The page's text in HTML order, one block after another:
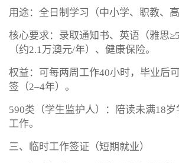
用途：全日制学习（中小学、职教、高
核心要求：录取通知书、英语（雅思
（约2.1万澳元/年）、健康保险。
权益：可每两周工作40小时，毕业后
签（2–4年）。
590类（学生监护人）：陪读未满18
工作。
三、临时工作签证（短期就业）